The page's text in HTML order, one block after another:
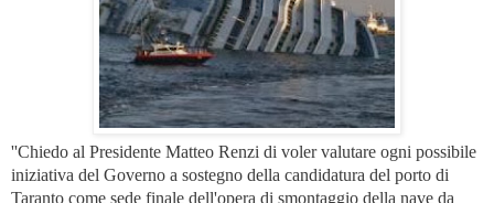
''Chiedo al Presidente Matteo Renzi di voler valutare ogni possibile
iniziativa del Governo a sostegno della candidatura del porto di
Taranto come sede finale dell'opera di smontaggio della nave da